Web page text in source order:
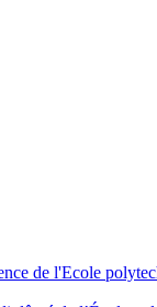
de l'Ecole